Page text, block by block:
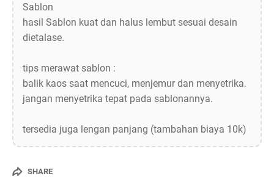
Sablon
hasil Sablon kuat dan halus lembut sesuai desain
dietalase.
tips merawat sablon :
balik kaos saat mencuci, menjemur dan menyetrika.
jangan menyetrika tepat pada sablonannya.
tersedia juga lengan panjang (tambahan biaya 10k)
SHARE